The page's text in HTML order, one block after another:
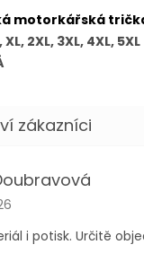
motorkářská
XL, 2XL, 3XL, 4XL, 5XL
obchodu je 5 z 5
i potisk. Určitě